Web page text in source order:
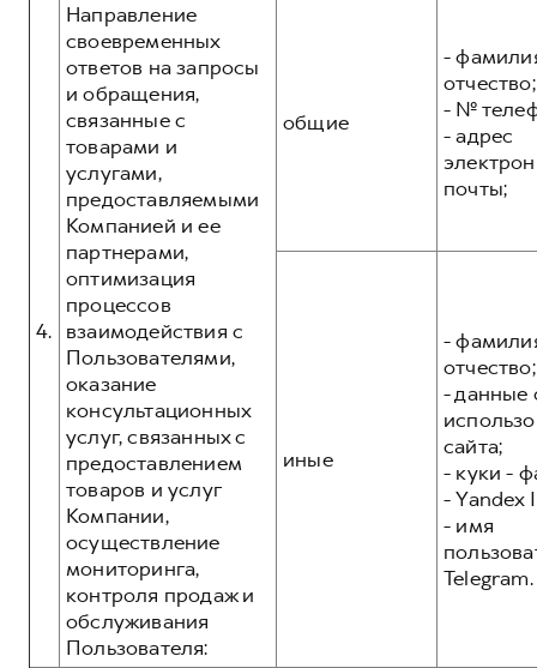
4.
Направление
своевременных
ответов на запросы
и обращения,
связанные с
товарами и
услугами,
предоставляемыми
Компанией и ее
партнерами,
оптимизация
процессов
взаимодействия с
Пользователями,
оказание
консультационных
услуг, связанных с
предоставлением
товаров и услуг
Компании,
осуществление
мониторинга,
контроля продаж и
обслуживания
Пользователя:
общие
-
отчество;
- №
- адрес
почты;
иные
-
отчество;
- данные
сайта;
- куки -
- Yandex
- имя
Telegram.